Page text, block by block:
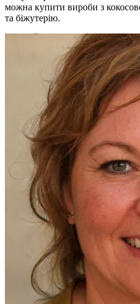
можна купити вироби з
та біжутерію.